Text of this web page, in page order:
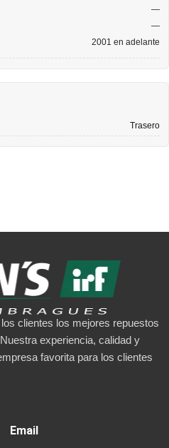
—
—
2001 en adelante
Trasero
clientes los mejores repuestos
experiencia, calidad y
favorita para los clientes
Email